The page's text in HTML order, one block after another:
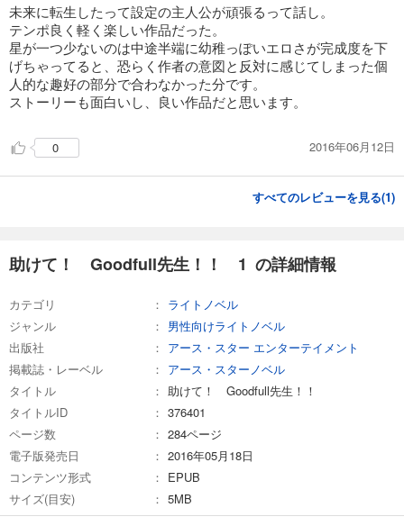
未来に転生したって設定の主人公が頑張るって話し。
テンポ良く軽く楽しい作品だった。
星が一つ少ないのは中途半端に幼稚っぽいエロさが完成度を下
げちゃってると、恐らく作者の意図と反対に感じてしまった個
人的な趣好の部分で合わなかった分です。
ストーリーも面白いし、良い作品だと思います。
0 2016年06月12日
すべてのレビューを見る(1)
助けて！ Goodfull先生！！ 1 の詳細情報
カテゴリ
ライトノベル
ジャンル
男性向けライトノベル
出版社
アース・スター エンターテイメント
掲載誌・レーベル
アース・スターノベル
タイトル
助けて！ Goodfull先生！！
タイトルID
376401
ページ数
284ページ
電子版発売日
2016年05月18日
コンテンツ形式
EPUB
サイズ(目安)
5MB